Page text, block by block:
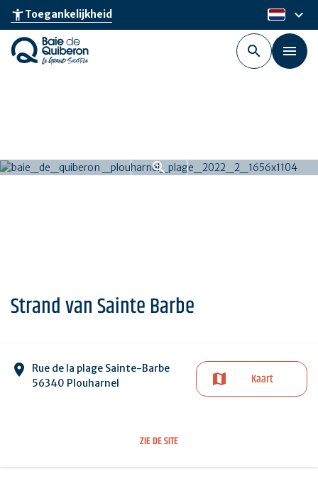
Skip
main
content
accessibility_newToegankelijkheid nl
keyboard_arrow_down
Strand van Sainte Barbe
Rue de la plage Sainte-Barbe
56340 Plouharnel
Kaart
ZIE DE SITE